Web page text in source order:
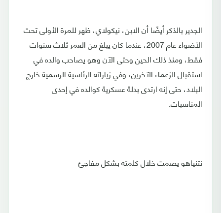
الجدير بالذكر أيضًا أن الابن، نيكولاي، ظهر للمرة الأولى تحت
الأضواء عام 2007، عندما كان يبلغ من العمر ثلاث سنوات
فقط، ومنذ ذلك الحين وحتى الآن وهو يصاحب والده في
استقبال الزعماء الآخرين، وفي زياراته الرئاسية الرسمية خارج
البلاد، حتى إنه ارتدى بدلة عسكرية كوالده في إحدى
المناسبات.
نتنياهو يصمت خلال كلمته بشكل مفاجئ